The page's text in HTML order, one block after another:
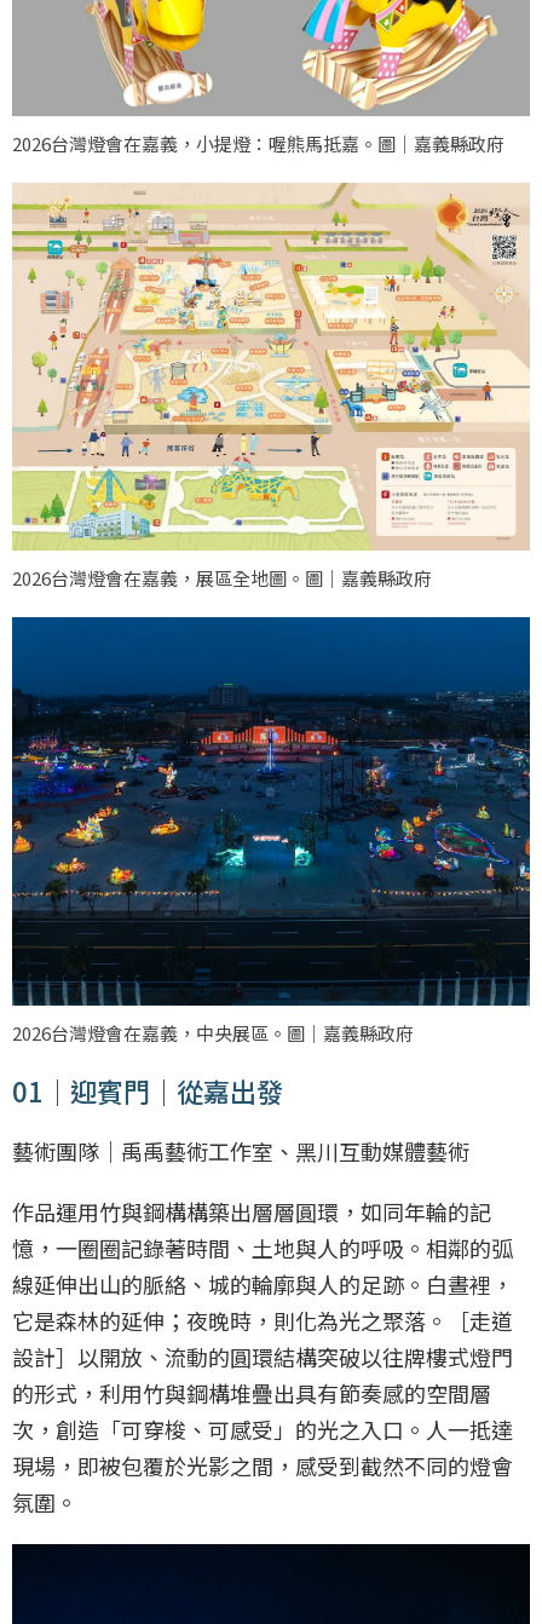
2026台灣燈會在嘉義，小提燈：喔熊馬抵嘉。圖｜嘉義縣政府
2026台灣燈會在嘉義，展區全地圖。圖｜嘉義縣政府
2026台灣燈會在嘉義，中央展區。圖｜嘉義縣政府
01｜迎賓門｜從嘉出發
藝術團隊｜禹禹藝術工作室、黑川互動媒體藝術
作品運用竹與鋼構構築出層層圓環，如同年輪的記
憶，一圈圈記錄著時間、土地與人的呼吸。相鄰的弧
線延伸出山的脈絡、城的輪廓與人的足跡。白晝裡，
它是森林的延伸；夜晚時，則化為光之聚落。［走道
設計］以開放、流動的圓環結構突破以往牌樓式燈門
的形式，利用竹與鋼構堆疊出具有節奏感的空間層
次，創造「可穿梭、可感受」的光之入口。人一抵達
現場，即被包覆於光影之間，感受到截然不同的燈會
氛圍。